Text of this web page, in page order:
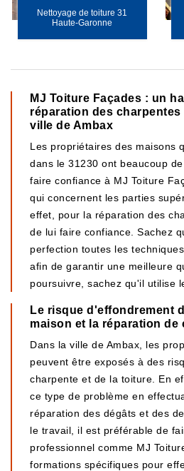
Nettoyage de toiture 31
Haute-Garonne
MJ Toiture Façades : un
réparation des
ville de Ambax
Les propriétaires des maisons
dans le 31230 ont beaucoup
faire confiance à MJ Toiture
qui concernent les parties
effet, pour la réparation des
de lui faire confiance. Sachez
perfection toutes les
afin de garantir une meilleure
poursuivre, sachez qu'il utilise
Le risque d'effondrement
maison et la réparation de
Dans la ville de Ambax, les
peuvent être exposés à des
charpente et de la toiture. En
ce type de problème en
réparation des dégâts et des
le travail, il est préférable de
professionnel comme MJ
formations spécifiques pour